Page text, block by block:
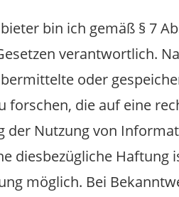
bin ich gemäß § 7
verantwortlich.
oder
forschen, die auf eine
der Nutzung von
diesbezügliche
möglich. Bei